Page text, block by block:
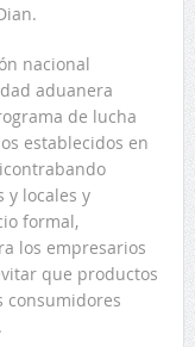
nacional
aduanera
de lucha
establecidos en
y locales y
formal,
los empresarios
que productos
consumidores